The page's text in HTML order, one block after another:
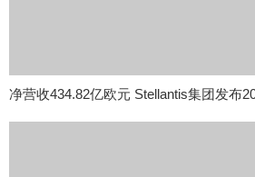
净营收434.82亿欧元 Stellantis集团发布